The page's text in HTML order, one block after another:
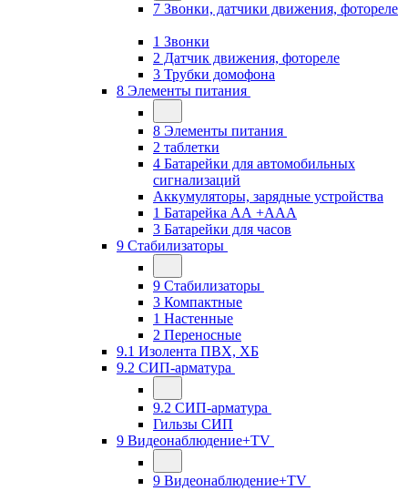
7 Звонки, датчики движения, фотореле
1 Звонки
2 Датчик движения, фотореле
3 Трубки домофона
8 Элементы питания
8 Элементы питания
2 таблетки
4 Батарейки для автомобильных
сигнализаций
Аккумуляторы, зарядные устройства
1 Батарейка АА +ААА
3 Батарейки для часов
9 Стабилизаторы
9 Стабилизаторы
3 Компактные
1 Настенные
2 Переносные
9.1 Изолента ПВХ, ХБ
9.2 СИП-арматура
9.2 СИП-арматура
Гильзы СИП
9 Видеонаблюдение+TV
9 Видеонаблюдение+TV